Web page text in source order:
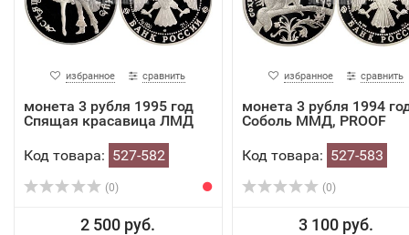
избранное сравнить
монета 3 рубля 1995 год
Спящая красавица ЛМД
Код товара: 527-582
(0)
2 500 руб.
избранное сравнить
монета 3 рубля 1994
Соболь ММД, PROOF
Код товара: 527-583
(0)
3 100 руб.